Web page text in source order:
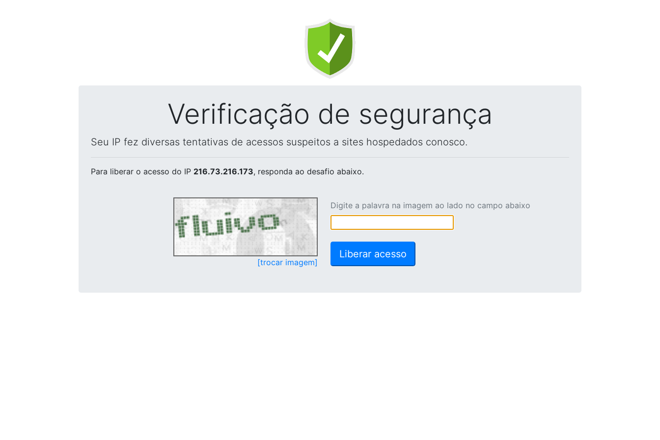
Verificação de segurança
Seu IP fez diversas tentativas de acessos suspeitos a sites hospedados conosco.
Para liberar o acesso do IP 216.73.216.173, responda ao desafio abaixo.
[trocar imagem]
Digite a palavra na imagem ao lado no campo abaixo